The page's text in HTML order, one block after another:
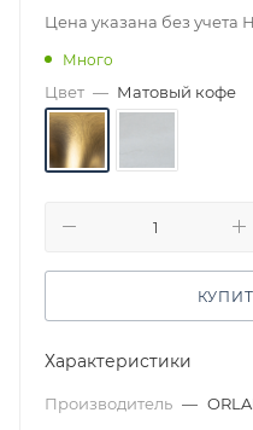
Цена указана без учета
Много
Цвет — Матовый кофе
Характеристики
Производитель —